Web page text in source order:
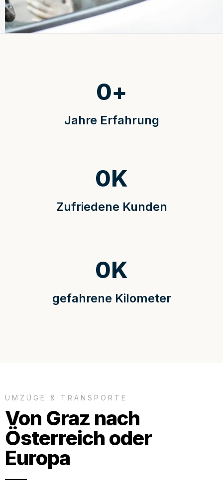
Jahre Erfahrung
0+
Zufriedene Kunden
0K
gefahrene Kilometer
0K
UMZÜGE & TRANSPORTE
Von Graz nach
Österreich oder
Europa